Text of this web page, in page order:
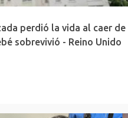
perdió la vida al caer de
sobrevivió - Reino Unido